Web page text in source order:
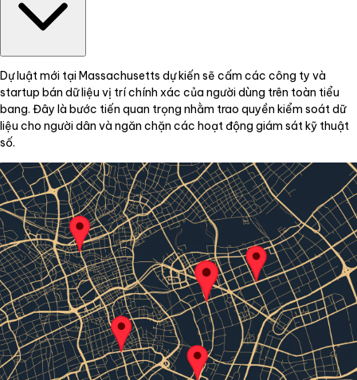
Dự luật mới tại Massachusetts dự kiến sẽ cấm các công ty và
startup bán dữ liệu vị trí chính xác của người dùng trên toàn tiểu
bang. Đây là bước tiến quan trọng nhằm trao quyền kiểm soát dữ
liệu cho người dân và ngăn chặn các hoạt động giám sát kỹ thuật
số.